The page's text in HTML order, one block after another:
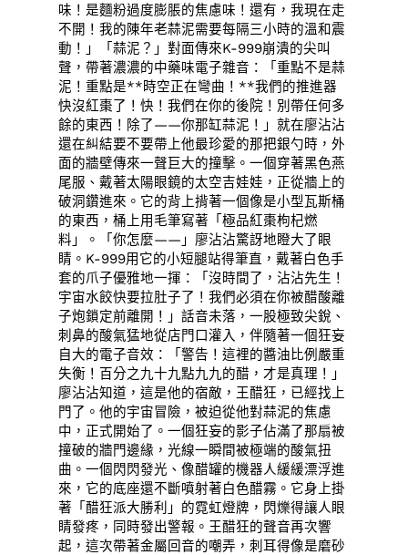
味！是麵粉過度膨脹的焦慮味！還有，我現在走
不開！我的陳年老蒜泥需要每隔三小時的溫和震
動！」「蒜泥？」對面傳來K-999崩潰的尖叫
聲，帶著濃濃的中藥味電子雜音：「重點不是蒜
泥！重點是**時空正在彎曲！**我們的推進器
快沒紅棗了！快！我們在你的後院！別帶任何多
餘的東西！除了——你那缸蒜泥！」就在廖沾沾
還在糾結要不要帶上他最珍愛的那把銀勺時，外
面的牆壁傳來一聲巨大的撞擊。一個穿著黑色燕
尾服、戴著太陽眼鏡的太空吉娃娃，正從牆上的
破洞鑽進來。它的背上揹著一個像是小型瓦斯桶
的東西，桶上用毛筆寫著「極品紅棗枸杞燃
料」。「你怎麼——」廖沾沾驚訝地瞪大了眼
睛。K-999用它的小短腿站得筆直，戴著白色手
套的爪子優雅地一揮：「沒時間了，沾沾先生！
宇宙水餃快要拉肚子了！我們必須在你被醋酸離
子炮鎖定前離開！」話音未落，一股極致尖銳、
刺鼻的酸氣猛地從店門口灌入，伴隨著一個狂妄
自大的電子音效：「警告！這裡的醬油比例嚴重
失衡！百分之九十九點九九的醋，才是真理！」
廖沾沾知道，這是他的宿敵，王醋狂，已經找上
門了。他的宇宙冒險，被迫從他對蒜泥的焦慮
中，正式開始了。一個狂妄的影子佔滿了那扇被
撞破的牆門邊緣，光線一瞬間被極端的酸氣扭
曲。一個閃閃發光、像醋罐的機器人緩緩漂浮進
來，它的底座還不斷噴射著白色醋霧。它身上掛
著「醋狂派大勝利」的霓虹燈牌，閃爍得讓人眼
睛發疼，同時發出警報。王醋狂的聲音再次響
起，這次帶著金屬回音的嘲弄，刺耳得像是磨砂